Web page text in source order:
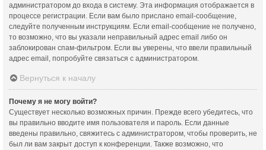
администратором до входа в систему. Эта информация отображается в
процессе регистрации. Если вам было прислано email-сообщение,
следуйте полученным инструкциям. Если email-сообщение не получено,
то возможно, что вы указали неправильный адрес email либо он
заблокирован спам-фильтром. Если вы уверены, что ввели правильный
адрес email, попробуйте связаться с администратором.
Вернуться к началу
Почему я не могу войти?
Существует несколько возможных причин. Прежде всего убедитесь, что
вы правильно вводите имя пользователя и пароль. Если данные
введены правильно, свяжитесь с администратором, чтобы проверить, не
был ли вам закрыт доступ к конференции. Также возможно, что